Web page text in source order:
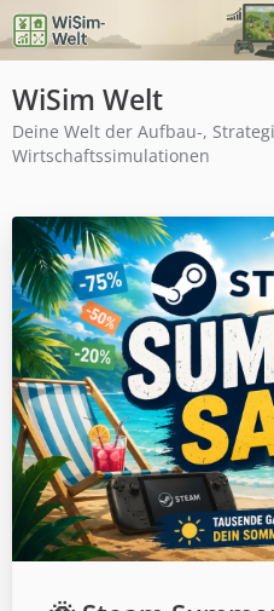
WiSim Welt
Deine Welt der Aufbau-,
Wirtschaftssimulationen